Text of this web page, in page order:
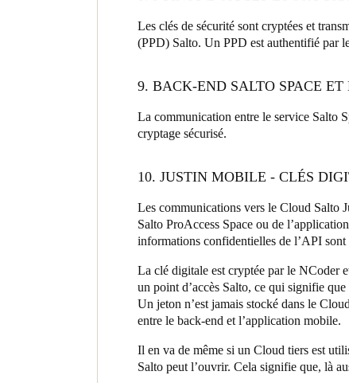
Les clés de sécurité sont cryptées et
(PPD) Salto. Un PPD est authentifié par
9. BACK-END SALTO SPACE ET
La communication entre le service Salto
cryptage sécurisé.
10. JUSTIN MOBILE - CLÉS
Les communications vers le Cloud Salto
Salto ProAccess Space ou de
informations confidentielles de l’API
La clé digitale est cryptée par le NCoder
un point d’accès Salto, ce qui signifie
Un jeton n’est jamais stocké dans le
entre le back-end et l’application mobile.
Il en va de même si un Cloud tiers est
Salto peut l’ouvrir. Cela signifie que, là